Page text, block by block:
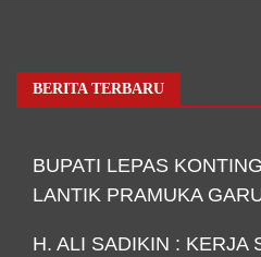
BERITA TERBARU
BUPATI LEPAS
LANTIK PRAMUKA
H. ALI SADIKIN : KERJA